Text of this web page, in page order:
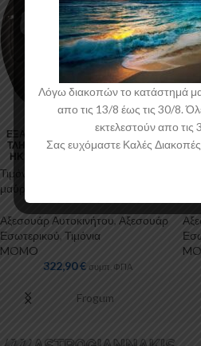
ΕΞΑΝ
ΤΛΉΘ
ΗΚΕ
Τιμόνι Millenium 320 Cafne
μαύρο 1τμχ Momo
Αξεσουάρ Αυτοκινήτου, Αξεσουάρ
Εσωτερικού Τιμόνια
MOMO
322,90€ συμπ. ΦΠΑ
Frogum
Λόγω διακοπών το κατάστημά
απο τις 13/8 έως τις 30/8.
εκτελεστούν απο τις
Σας ευχόμαστε Καλές